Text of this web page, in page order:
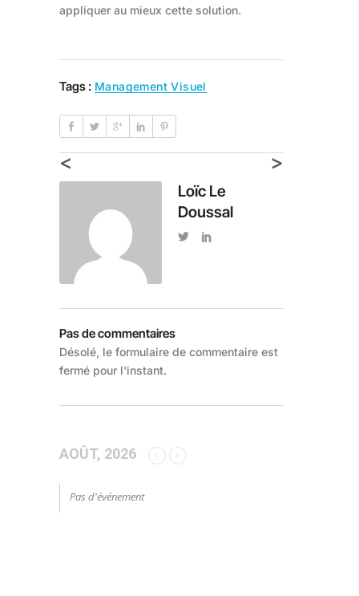
appliquer au mieux cette solution.
Tags : Management Visuel
< >
Loïc Le
Doussal
Pas de commentaires
Désolé, le formulaire de commentaire est
fermé pour l'instant.
AOÛT, 2026
Pas d'événement